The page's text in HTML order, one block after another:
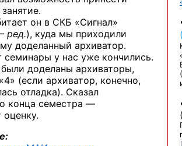
он в СКБ «Сигнал»
ред.), куда мы приходили
доделанный архиватор.
семинары у нас уже кончились.
доделаны архиваторы,
(если архиватор, конечно,
отладка). Сказал
конца семестра —
(